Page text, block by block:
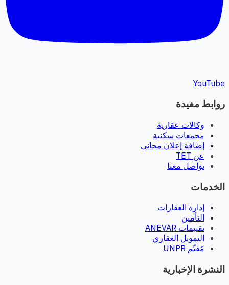
YouTube
روابط مفيدة
وكالات عقارية
مجمعات سكنية
إضافة إعلان مجاني
عن TET
تواصل معنا
الخدمات
إدارة العقارات
التأمين
تقييمات ANEVAR
التمويل العقاري
مُقيِّم UNPR
النشرة الإخبارية